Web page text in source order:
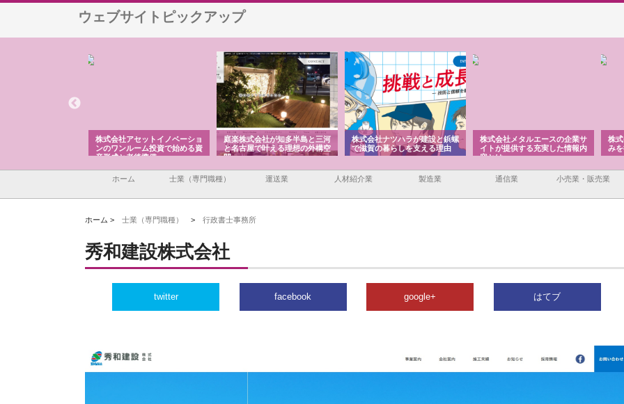
ウェブサイトピックアップ
株式会社アセットイノベーショ
ンのワンルーム投資で始める資
産形成と老後準備
庭楽株式会社が知多半島と三河
と名古屋で叶える理想の外構空
間
株式会社ナツハラが建設と鋲螺
で滋賀の暮らしを支える理由
株式会社メタルエースの企業サ
イトが提供する充実した情報内
容とは
株
み
ホーム 士業（専門職種） 運送業 人材紹介業 製造業 通信業 小売業・販売業
ホーム > 士業（専門職種） > 行政書士事務所
秀和建設株式会社
twitter facebook google+ はてブ